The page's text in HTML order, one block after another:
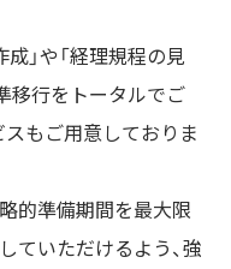
」や「経理規程の見
移行をトータルでご
もご用意しておりま
的準備期間を最大限
ていただけるよう、強